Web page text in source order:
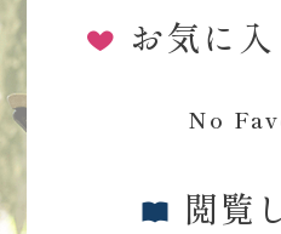
お気に
No
閲覧